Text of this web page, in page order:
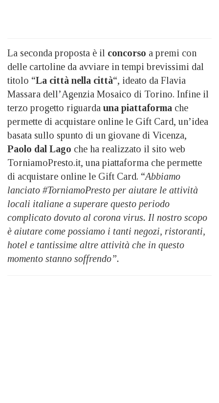
La seconda proposta è il concorso a premi con
delle cartoline da avviare in tempi brevissimi dal
titolo “La città nella città“, ideato da Flavia
Massara dell’Agenzia Mosaico di Torino. Infine il
terzo progetto riguarda una piattaforma che
permette di acquistare online le Gift Card, un’idea
basata sullo spunto di un giovane di Vicenza,
Paolo dal Lago che ha realizzato il sito web
TorniamoPresto.it, una piattaforma che permette
di acquistare online le Gift Card. “Abbiamo
lanciato #TorniamoPresto per aiutare le attività
locali italiane a superare questo periodo
complicato dovuto al corona virus. Il nostro scopo
è aiutare come possiamo i tanti negozi, ristoranti,
hotel e tantissime altre attività che in questo
momento stanno soffrendo”.